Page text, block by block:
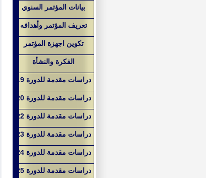
بيانات المؤتمر السنوي
تعريف المؤتمر وأهدافه
تكوين اجهزة المؤتمر
الفكرة والنشأة
دراسات مقدمة للدورة 19
دراسات مقدمة للدورة 20
دراسات مقدمة للدورة 22
دراسات مقدمة للدورة 23
دراسات مقدمة للدورة 24
دراسات مقدمة للدورة 25